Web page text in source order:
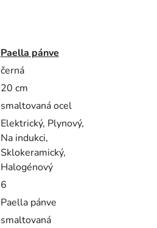
Paella pánve
černá
20 cm
smaltovaná ocel
Elektrický, Plynový,
Na indukci,
Sklokeramický,
Halogénový
6
Paella pánve
smaltovaná